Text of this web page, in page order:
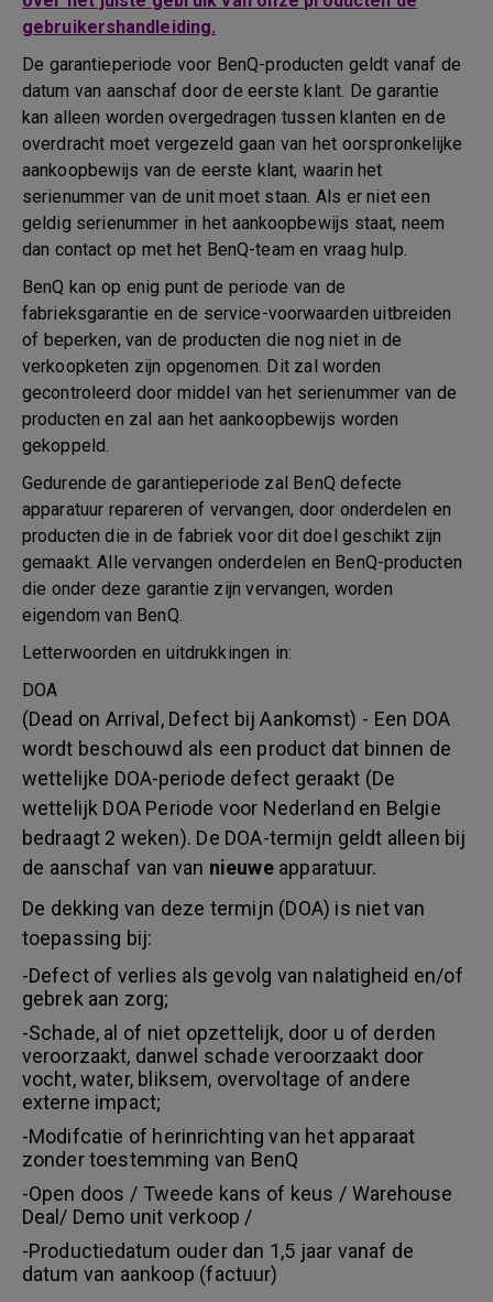
gebruikershandleiding.
De garantieperiode voor BenQ-producten geldt vanaf de
datum van aanschaf door de eerste klant. De garantie
kan alleen worden overgedragen tussen klanten en de
overdracht moet vergezeld gaan van het oorspronkelijke
aankoopbewijs van de eerste klant, waarin het
serienummer van de unit moet staan. Als er niet een
geldig serienummer in het aankoopbewijs staat, neem
dan contact op met het BenQ-team en vraag hulp.
BenQ kan op enig punt de periode van de
fabrieksgarantie en de service-voorwaarden uitbreiden
of beperken, van de producten die nog niet in de
verkoopketen zijn opgenomen. Dit zal worden
gecontroleerd door middel van het serienummer van de
producten en zal aan het aankoopbewijs worden
gekoppeld.
Gedurende de garantieperiode zal BenQ defecte
apparatuur repareren of vervangen, door onderdelen en
producten die in de fabriek voor dit doel geschikt zijn
gemaakt. Alle vervangen onderdelen en BenQ-producten
die onder deze garantie zijn vervangen, worden
eigendom van BenQ.
Letterwoorden en uitdrukkingen in:
DOA
(Dead on Arrival, Defect bij Aankomst) - Een DOA
wordt beschouwd als een product dat binnen de
wettelijke DOA-periode defect geraakt (De
wettelijk DOA Periode voor Nederland en Belgie
bedraagt 2 weken). De DOA-termijn geldt alleen bij
de aanschaf van van nieuweapparatuur.
De dekking van deze termijn (DOA) is niet van
toepassing bij:
-Defect of verlies als gevolg van nalatigheid en/of
gebrek aan zorg;
-Schade, al of niet opzettelijk, door u of derden
veroorzaakt, danwel schade veroorzaakt door
vocht, water, bliksem, overvoltage of andere
externe impact;
-Modifcatie of herinrichting van het apparaat
zonder toestemming van BenQ
-Open doos / Tweede kans of keus / Warehouse
Deal/ Demo unit verkoop /
-Productiedatum ouder dan 1,5 jaar vanaf de
datum van aankoop (factuur)